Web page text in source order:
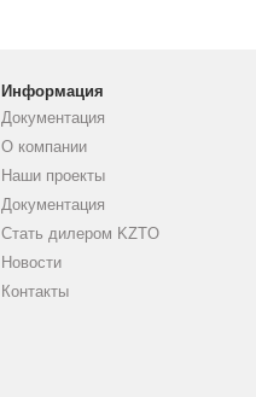
Информация
Документация
О компании
Наши проекты
Документация
Стать дилером KZTO
Новости
Контакты